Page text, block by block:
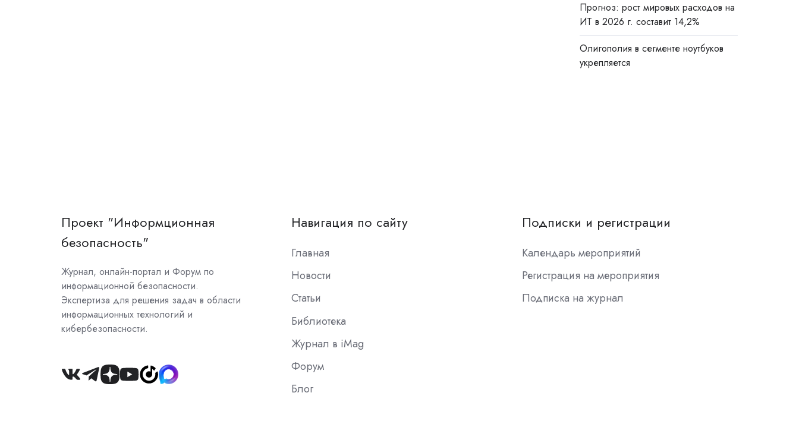
Прогноз: рост мировых расходов на
ИТ в 2026 г. составит 14,2%
Олигополия в сегменте ноутбуков
укрепляется
Проект "Информционная
безопасность"
Журнал, онлайн-портал и Форум по
информационной безопасности.
Экспертиза для решения задач в области
информационных технологий и
кибербезопасности.
Join
Навигация по сайту
Главная
Новости
Статьи
Библиотека
Журнал в iMag
Форум
Блог
Подписки и регистрации
Календарь мероприятий
Регистрация на мероприятия
Подписка на журнал